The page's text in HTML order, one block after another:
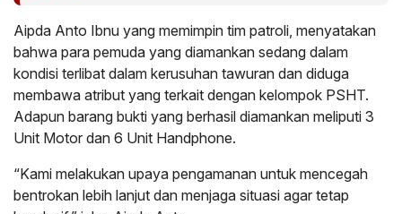
Aipda Anto Ibnu yang memimpin tim patroli, menyatakan
bahwa para pemuda yang diamankan sedang dalam
kondisi terlibat dalam kerusuhan tawuran dan diduga
membawa atribut yang terkait dengan kelompok PSHT.
Adapun barang bukti yang berhasil diamankan meliputi 3
Unit Motor dan 6 Unit Handphone.
“Kami melakukan upaya pengamanan untuk mencegah
bentrokan lebih lanjut dan menjaga situasi agar tetap